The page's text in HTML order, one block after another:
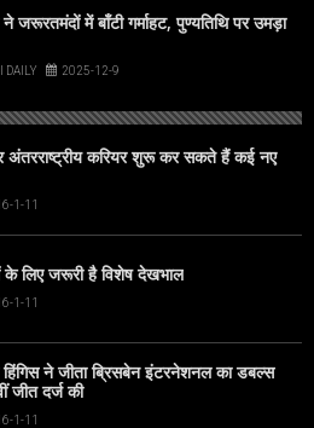
ने जरूरतमंदों में बाँटी गर्माहट, पुण्यतिथि पर उमड़ा
DAILY 2025-12-9
अंतरराष्ट्रीय करियर शुरू कर सकते हैं कई नए
1-11
के लिए जरूरी है विशेष देखभाल
1-11
हिंगिस ने जीता ब्रिसबेन इंटरनेशनल का डबल्स
जीत दर्ज की
1-11